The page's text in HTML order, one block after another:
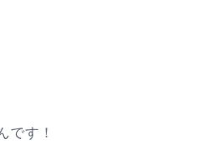
です！